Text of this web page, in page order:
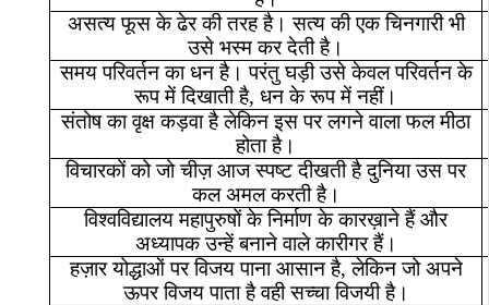
असत्य फूस के ढेर की तरह है। सत्य की एक चिनगारी भी
उसे भस्म कर देती है।
समय परिवर्तन का धन है। परंतु घड़ी उसे केवल परिवर्तन के
रूप में दिखाती है,धन के रूप में नहीं।
संतोष का वृक्ष कड़वा है लेकिन इस पर लगने वाला फल मीठा
होता है।
विचारकों को जो चीज़ आज स्पष्ट दीखती है दुनिया उस पर
कल अमल करती है।
विश्वविद्यालय महापुरुषों के निर्माण के कारख़ाने हैं और
अध्यापक उन्हें बनाने वाले कारीगर हैं।
हज़ार योद्धाओं पर विजय पाना आसान है,लेकिन जो अपने
ऊपर विजय पाता है वही सच्चा विजयी है।